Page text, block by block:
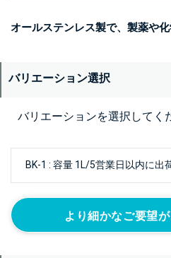
オールステンレス製で、製薬や化
バリエーション選択
バリエーションを選択してく
より細かなご要望